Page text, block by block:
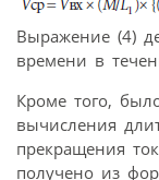
Выражение (4)
времени в
Кроме того,
вычисления
прекращения
получено из